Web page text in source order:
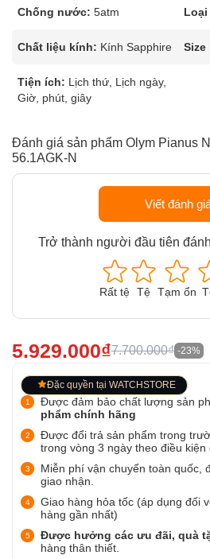
Chống nước: 5atm Loại
Chất liệu kính: Kính Sapphire Size
Tiện ích: Lịch thứ, Lịch ngày,
Giờ, phút, giây
Đánh giá sản phẩm Olym Pianus
56.1AGK-N
Viết đánh
Trở thành người đầu tiên
Rất tệ Tệ Tạm ổn
5.929.000₫7.700.000₫ -23%
Đặc quyền tại WATCHSTORE
Được đảm bảo chất lượng sản
phẩm chính hãng
Được đổi trả sản phẩm trong
trong vòng 3 ngày theo điều kiện
Miễn phí vận chuyển toàn quốc,
giao nhận.
Giao hàng hỏa tốc (áp dụng đối
hàng gần nhất)
Được hưởng các ưu đãi, quà
hàng thân thiết.